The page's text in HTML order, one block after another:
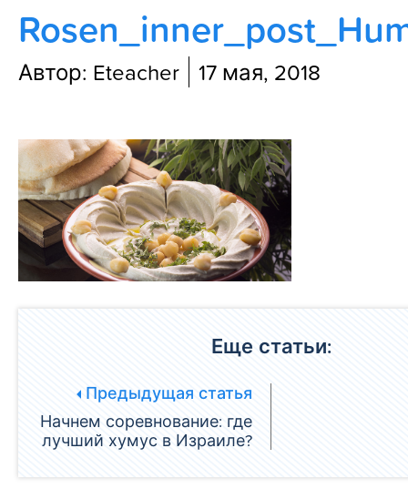
Блог
Автор: Eteacher 17 мая, 2018
Еще статьи:
Предыдущая статья
Начнем соревнование: где
лучший хумус в Израиле?